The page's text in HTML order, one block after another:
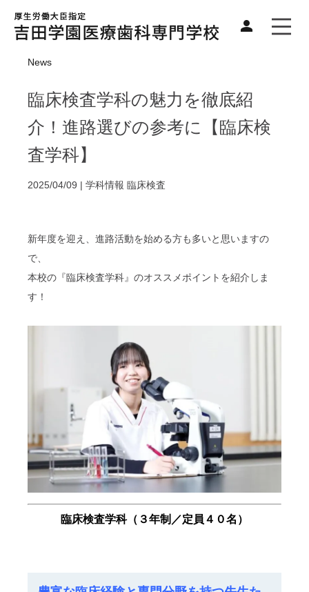
News
臨床検査学科の魅力を徹底紹
介！進路選びの参考に【臨床検
査学科】
2025/04/09 | 学科情報 臨床検査
新年度を迎え、進路活動を始める方も多いと思いますの
で、
本校の『臨床検査学科』のオススメポイントを紹介しま
す！
臨床検査学科（３年制／定員４０名）